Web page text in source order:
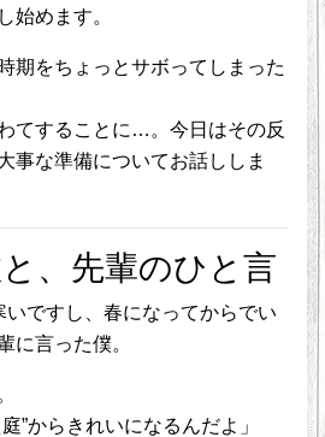
始めます。
期をちょっとサボってしまった
てすることに…。今日はその反
事な準備についてお話ししま
、先輩のひと言
ですし、春になってからでい
に言った僕。
”からきれいになるんだよ」